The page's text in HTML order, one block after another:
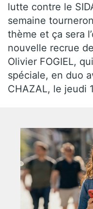
lutte contre le
semaine
thème et ça sera
nouvelle recrue
Olivier FOGIEL,
spéciale, en duo
CHAZAL, le jeudi 1